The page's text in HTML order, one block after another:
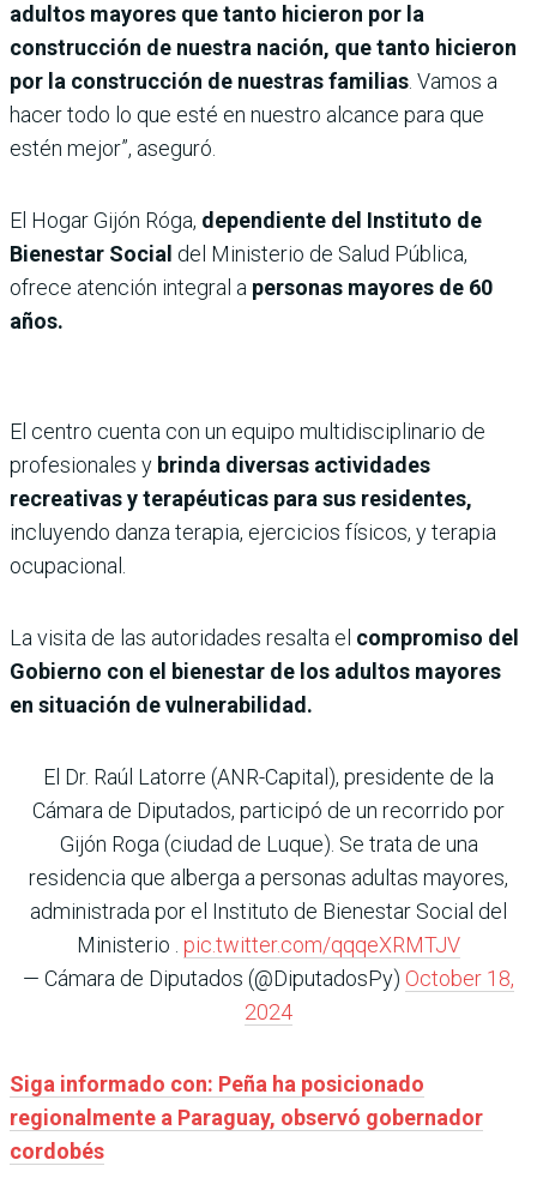
adultos mayores que tanto hicieron por la
construcción de nuestra nación, que tanto hicieron
por la construcción de nuestras familias . Vamos a
hacer todo lo que esté en nuestro alcance para que
estén mejor”, aseguró.
El Hogar Gijón Róga, dependiente del Instituto de
Bienestar Social del Ministerio de Salud Pública,
ofrece atención integral a personas mayores de 60
años.
El centro cuenta con un equipo multidisciplinario de
profesionales y brinda diversas actividades
recreativas y terapéuticas para sus residentes,
incluyendo danza terapia, ejercicios físicos, y terapia
ocupacional.
La visita de las autoridades resalta el compromiso del
Gobierno con el bienestar de los adultos mayores
en situación de vulnerabilidad.
El Dr. Raúl Latorre (ANR-Capital), presidente de la
Cámara de Diputados, participó de un recorrido por
Gijón Roga (ciudad de Luque). Se trata de una
residencia que alberga a personas adultas mayores,
administrada por el Instituto de Bienestar Social del
Ministerio . pic.twitter.com/qqqeXRMTJV
— Cámara de Diputados (@DiputadosPy) October 18,
2024
Siga informado con: Peña ha posicionado
regionalmente a Paraguay, observó gobernador
cordobés